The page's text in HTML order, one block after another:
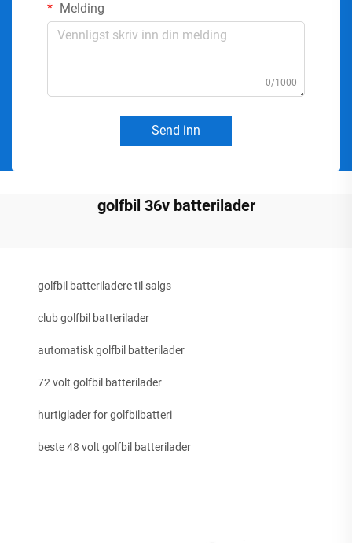
Melding
0/1000
Send inn
golfbil 36v batterilader
golfbil batteriladere til salgs
club golfbil batterilader
automatisk golfbil batterilader
72 volt golfbil batterilader
hurtiglader for golfbilbatteri
beste 48 volt golfbil batterilader